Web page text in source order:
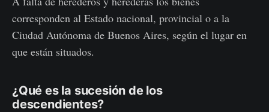
corresponden al Estado nacional, provincial o a la
Ciudad Autónoma de Buenos Aires, según el lugar en
que están situados.
¿Qué es la sucesión de los
descendientes?